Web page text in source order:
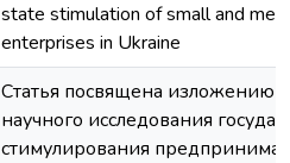
state stimulation of small and
enterprises in Ukraine
Статья посвящена изложению
научного исследования
стимулирования